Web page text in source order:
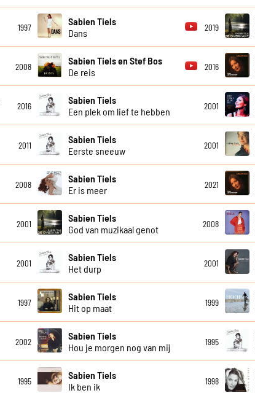
1997
Sabien Tiels
Dans
2019
2008
Sabien Tiels en Stef Bos
De reis
2016
2016
Sabien Tiels
Een plek om lief te hebben
2001
2011
Sabien Tiels
Eerste sneeuw
2001
2008
Sabien Tiels
Er is meer
2021
2001
Sabien Tiels
God van muzikaal genot
2008
2001
Sabien Tiels
Het durp
2001
1997
Sabien Tiels
Hit op maat
1999
2002
Sabien Tiels
Hou je morgen nog van mij
1995
1995
Sabien Tiels
Ik ben ik
1998